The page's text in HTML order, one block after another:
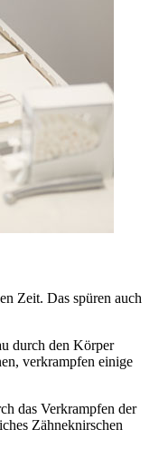
Zeit. Das spüren auch
durch den Körper
verkrampfen einige
das Verkrampfen der
Zähneknirschen